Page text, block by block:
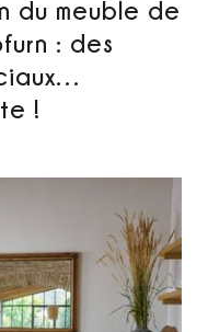
du meuble de
: des
!